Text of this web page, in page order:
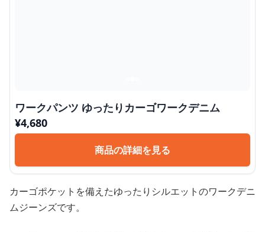
ワークパンツ ゆったりカーゴワークデニム
¥4,680
商品の詳細を見る
カーゴポケットを備えたゆったりシルエットのワークデニ
ムジーンズです。